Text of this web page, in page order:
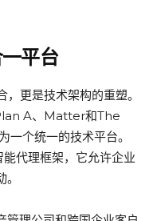
平台
更是技术架构的重塑。
A、Matter和The
个统一的技术平台。
代理框架，它允许企业